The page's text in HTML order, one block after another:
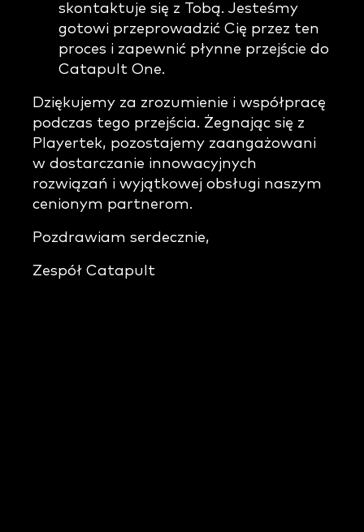
skontaktuje się z Tobą. Jesteśmy
gotowi przeprowadzić Cię przez ten
proces i zapewnić płynne przejście do
Catapult One.
Dziękujemy za zrozumienie i współpracę
podczas tego przejścia. Żegnając się z
Playertek, pozostajemy zaangażowani
w dostarczanie innowacyjnych
rozwiązań i wyjątkowej obsługi naszym
cenionym partnerom.
Pozdrawiam serdecznie,
Zespół Catapult